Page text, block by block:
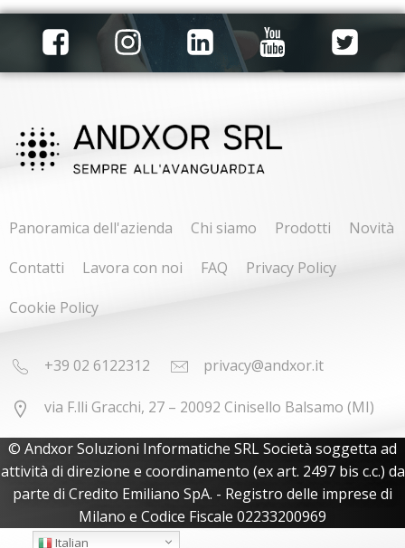
Panoramica dell'azienda Chi siamo Prodotti
Novità
Contatti
Lavora con noi FAQ
Privacy Policy
Cookie Policy
+39 02 6122312 privacy@andxor.it
via F.lli Gracchi, 27 – 20092 Cinisello Balsamo (MI)
© Andxor Soluzioni Informatiche SRL Società soggetta ad
attività di direzione e coordinamento (ex art. 2497 bis c.c.) da
parte di Credito Emiliano SpA. - Registro delle imprese di
Milano e Codice Fiscale 02233200969
Italian